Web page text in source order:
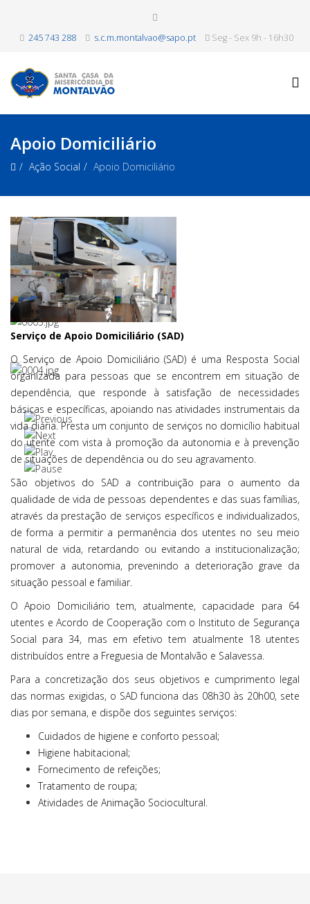
245 743 288 s.c.m.montalvao@sapo.pt Seg - Sex 9h - 16h30
Apoio Domiciliário
Ação Social Apoio Domiciliário
Serviço de Apoio Domiciliário (SAD)
O Serviço de Apoio Domiciliário (SAD) é uma Resposta Social
organizada para pessoas que se encontrem em situação de
dependência, que responde à satisfação de necessidades
básicas e específicas, apoiando nas atividades instrumentais da
vida diária. Presta um conjunto de serviços no domicílio habitual
do utente com vista à promoção da autonomia e à prevenção
de situações de dependência ou do seu agravamento.
São objetivos do SAD a contribuição para o aumento da
qualidade de vida de pessoas dependentes e das suas famílias,
através da prestação de serviços específicos e individualizados,
de forma a permitir a permanência dos utentes no seu meio
natural de vida, retardando ou evitando a institucionalização;
promover a autonomia, prevenindo a deterioração grave da
situação pessoal e familiar.
O Apoio Domiciliário tem, atualmente, capacidade para 64
utentes e Acordo de Cooperação com o Instituto de Segurança
Social para 34, mas em efetivo tem atualmente 18 utentes
distribuídos entre a Freguesia de Montalvão e Salavessa.
Para a concretização dos seus objetivos e cumprimento legal
das normas exigidas, o SAD funciona das 08h30 às 20h00, sete
dias por semana, e dispõe dos seguintes serviços:
Cuidados de higiene e conforto pessoal;
Higiene habitacional;
Fornecimento de refeições;
Tratamento de roupa;
Atividades de Animação Sociocultural.